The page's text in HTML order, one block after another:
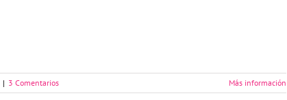
| 3 Comentarios Más información